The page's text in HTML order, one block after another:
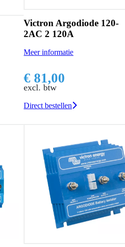
Victron Argodiode 120-
2AC 2 120A
Meer informatie
€ 81,00
excl. btw
Direct bestellen